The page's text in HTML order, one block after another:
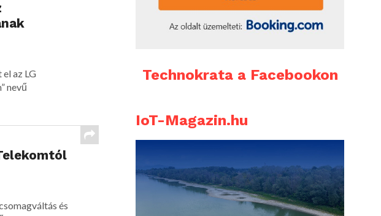
az LG
nevű
és
Technokrata a Facebookon
IoT-Magazin.hu